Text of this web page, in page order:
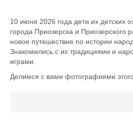
10 июня 2026 года дети их детских
города Приозерска и Приозерского
новое путешествие по истории
Знакомились с их традициями и
играми.
Делимся с вами фотографиями